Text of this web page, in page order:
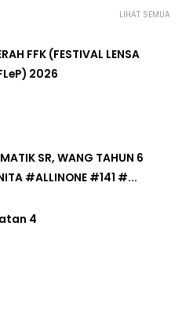
LIHAT SEMUA
FFK (FESTIVAL LENSA
2026
SR, WANG TAHUN 6
#ALLINONE #141 #...
4